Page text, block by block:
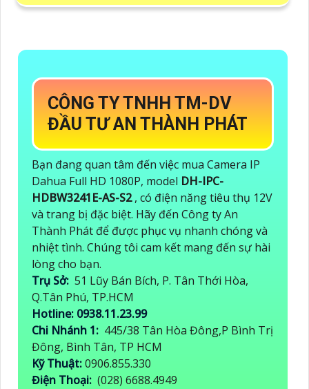
CÔNG TY TNHH TM-DV
ĐẦU TƯ AN THÀNH PHÁT
Bạn đang quan tâm đến việc mua Camera IP
Dahua Full HD 1080P, model DH-IPC-
HDBW3241E-AS-S2, có điện năng tiêu thụ 12V
và trang bị đặc biệt. Hãy đến Công ty An
Thành Phát để được phục vụ nhanh chóng và
nhiệt tình. Chúng tôi cam kết mang đến sự hài
lòng cho bạn.
Trụ Sở: 51 Lũy Bán Bích, P. Tân Thới Hòa,
Q.Tân Phú, TP.HCM
Hotline: 0938.11.23.99
Chi Nhánh 1: 445/38 Tân Hòa Đông,P Bình Trị
Đông, Bình Tân, TP HCM
Kỹ Thuật:0906.855.330
Điện Thoại: (028) 6688.4949